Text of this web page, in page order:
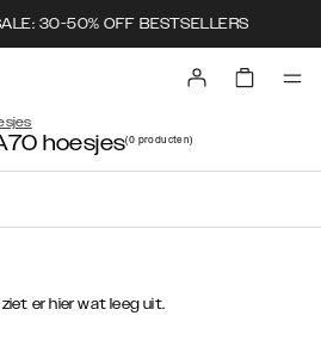
30-50% OFF BESTSELLERS
hoesjes(0 producten)
ziet er hier wat leeg uit.